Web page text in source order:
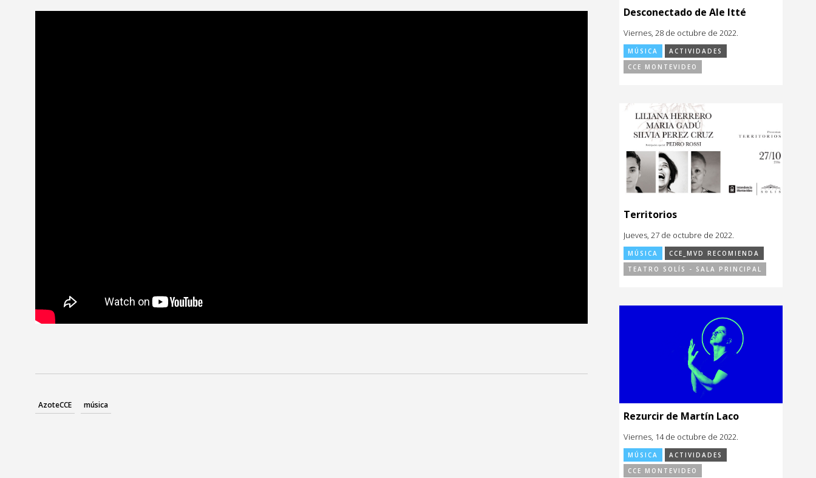
AzoteCCE música
Desconectado de Ale Itté
Viernes, 28 de octubre de 2022.
MÚSICA
ACTIVIDADES
CCE MONTEVIDEO
Territorios
Jueves, 27 de octubre de 2022.
MÚSICA
CCE_MVD RECOMIENDA
TEATRO SOLÍS - SALA PRINCIPAL
Rezurcir de Martín Laco
Viernes, 14 de octubre de 2022.
MÚSICA
ACTIVIDADES
CCE MONTEVIDEO